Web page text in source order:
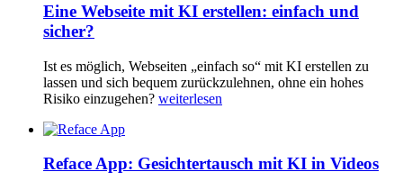
Eine Webseite mit KI erstellen: einfach und
sicher?
Ist es möglich, Webseiten „einfach so“ mit KI erstellen zu
lassen und sich bequem zurückzulehnen, ohne ein hohes
Risiko einzugehen? weiterlesen
Reface App: Gesichtertausch mit KI in Videos